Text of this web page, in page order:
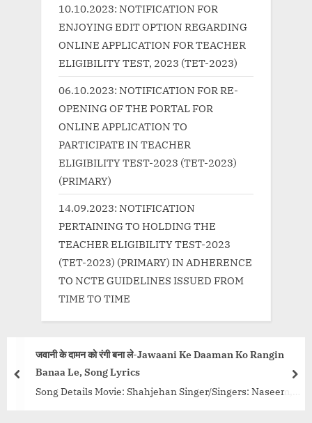
10.10.2023: NOTIFICATION FOR
ENJOYING EDIT OPTION REGARDING
ONLINE APPLICATION FOR TEACHER
ELIGIBILITY TEST, 2023 (TET-2023)
06.10.2023: NOTIFICATION FOR RE-
OPENING OF THE PORTAL FOR
ONLINE APPLICATION TO
PARTICIPATE IN TEACHER
ELIGIBILITY TEST-2023 (TET-2023)
(PRIMARY)
14.09.2023: NOTIFICATION
PERTAINING TO HOLDING THE
TEACHER ELIGIBILITY TEST-2023
(TET-2023) (PRIMARY) IN ADHERENCE
TO NCTE GUIDELINES ISSUED FROM
TIME TO TIME
रंगी बना ले-Jawaani Ke Daaman Ko Rangin
Lyrics
Shahjehan Singer/Singers: Naseem,
बुल्लेया
Song Title
prev